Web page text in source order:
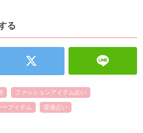
る
ファッションアイテム占い
ーアイテム 星座占い